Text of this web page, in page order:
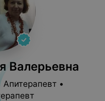
Валерьевна
Апитерапевт •